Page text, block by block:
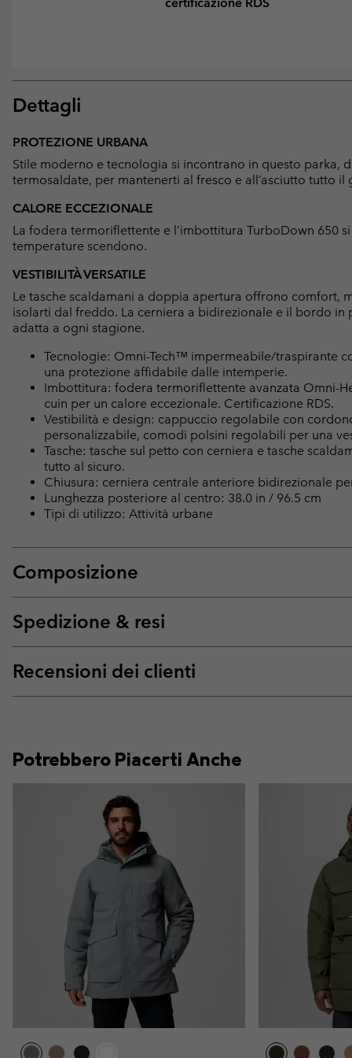
Dettagli
PROTEZIONE URBANA
Stile moderno e tecnologia si incontrano in questo
termosaldate, per mantenerti al fresco e all’asciutto tutto il
CALORE ECCEZIONALE
La fodera termoriflettente e l’imbottitura TurboDown 650
temperature scendono.
VESTIBILITÀ VERSATILE
Le tasche scaldamani a doppia apertura offrono comfort,
isolarti dal freddo. La cerniera a bidirezionale e il bordo
adatta a ogni stagione.
Tecnologie: Omni-Tech™ impermeabile/traspirante
una protezione affidabile dalle intemperie.
Imbottitura: fodera termoriflettente avanzata Omni-
cuin per un calore eccezionale. Certificazione RDS.
Vestibilità e design: cappuccio regolabile con
personalizzabile, comodi polsini regolabili per una
Tasche: tasche sul petto con cerniera e tasche
tutto al sicuro.
Chiusura: cerniera centrale anteriore bidirezionale
Lunghezza posteriore al centro: 38.0 in / 96.5 cm
Tipi di utilizzo: Attività urbane
Composizione
Spedizione & resi
Recensioni dei clienti
Potrebbero Piacerti Anche